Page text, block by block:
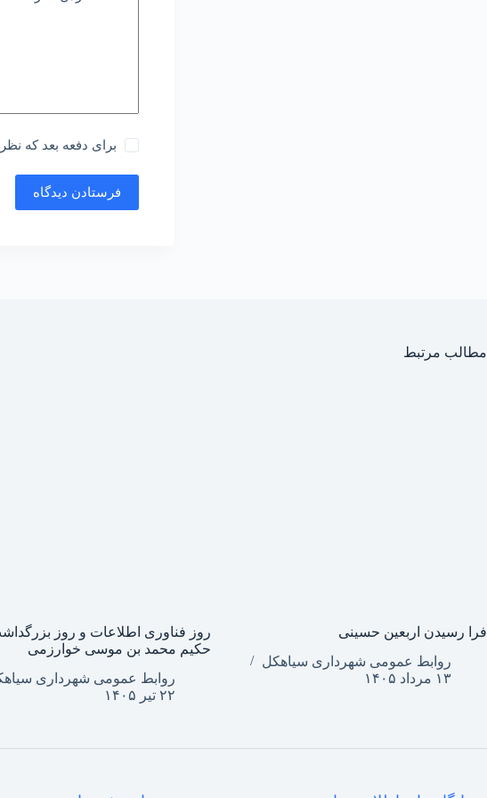
برای دفعه بعد که
فرستادن دیدگاه
مطالب مرتبط
فرا رسیدن اربعین حسینی
روابط عمومی شهرداری سیاهکل
۱۳ مرداد ۱۴۰۵
روز فناوری اطلاعات و روز
حکیم محمد بن موسی خوارزمی
روابط عمومی شهرداری
۲۲ تیر ۱۴۰۵